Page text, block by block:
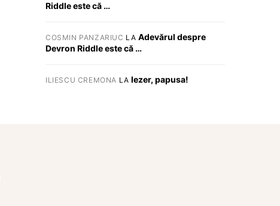
Riddle este că …
COSMIN PANZARIUC LA Adevărul despre
Devron Riddle este că …
ILIESCU CREMONA LA Iezer, papusa!